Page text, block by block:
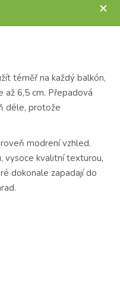
téměř na každý balkón,
až 6,5 cm. Přepadová
déle, protože
modrení vzhled.
vysoce kvalitní texturou,
dokonale zapadají do